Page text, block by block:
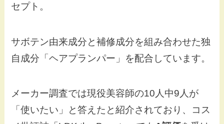
セプト。
サボテン由来成分と補修成分を組み合わせた独
自成分「ヘアプランパー」を配合しています。
メーカー調査では現役美容師の10人中9人が
「使いたい」と答えたと紹介されており、コス